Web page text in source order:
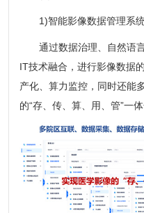
1)智能影像数据管理系
通过数据治理、自然语言
IT技术融合，进行影像数据
产化、算力监控，同时还能
的“存、传、算、用、管”一体